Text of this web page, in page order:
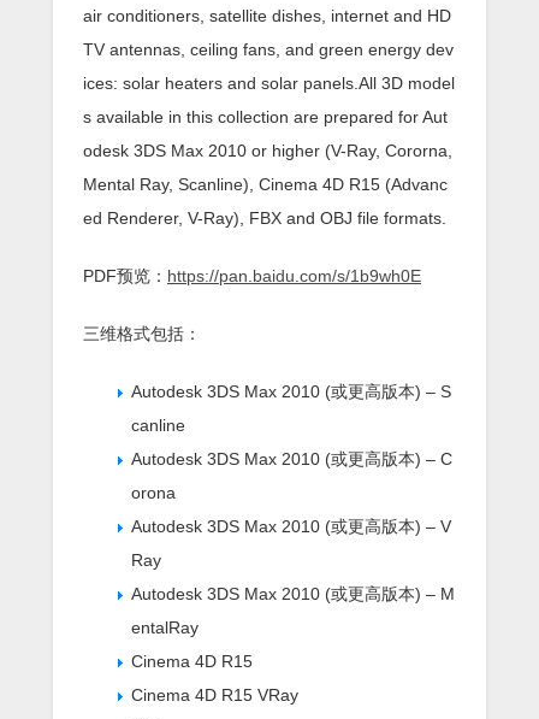
air conditioners, satellite dishes, internet and HD
TV antennas, ceiling fans, and green energy dev
ices: solar heaters and solar panels.All 3D model
s available in this collection are prepared for Aut
odesk 3DS Max 2010 or higher (V-Ray, Cororna,
Mental Ray, Scanline), Cinema 4D R15 (Advanc
ed Renderer, V-Ray), FBX and OBJ file formats.
PDF预览： https://pan.baidu.com/s/1b9wh0E
三维格式包括：
Autodesk 3DS Max 2010 (或更高版本) – S
canline
Autodesk 3DS Max 2010 (或更高版本) – C
orona
Autodesk 3DS Max 2010 (或更高版本) – V
Ray
Autodesk 3DS Max 2010 (或更高版本) – M
entalRay
Cinema 4D R15
Cinema 4D R15 VRay